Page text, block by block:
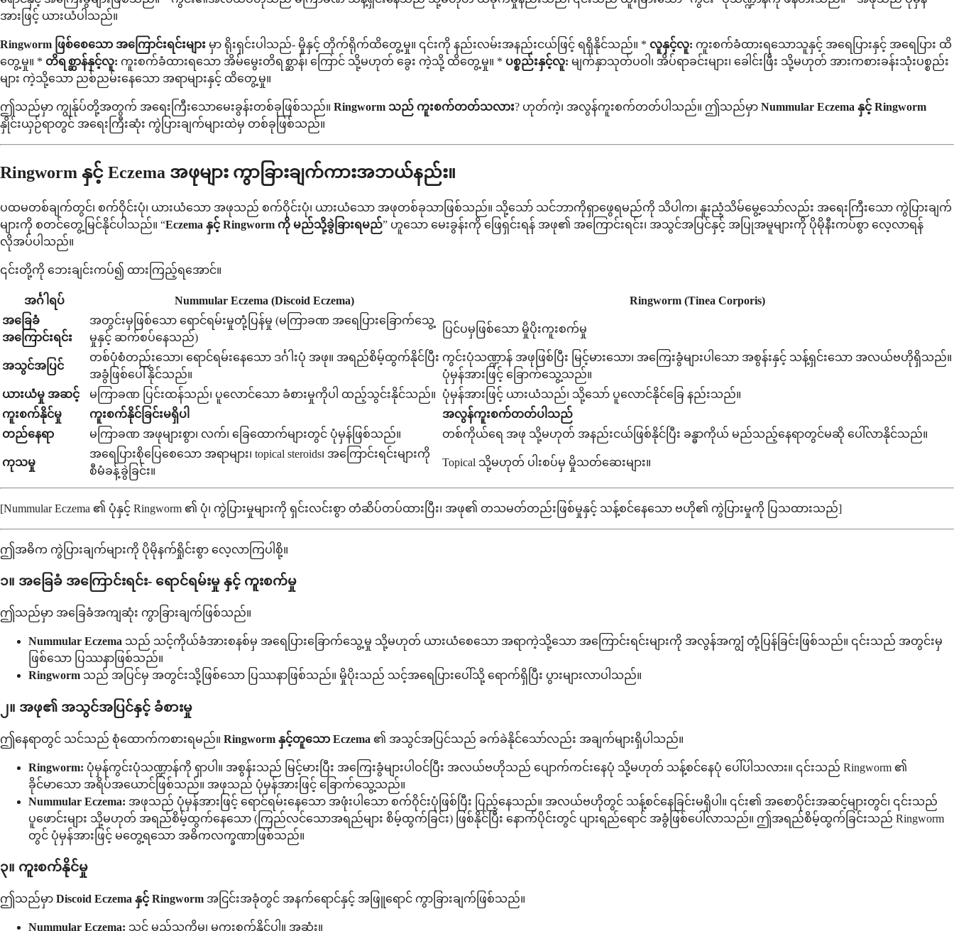
အားဖြင့် ယားယံပါသည်။
Ringworm ဖြစ်စေသော အကြောင်းရင်းများ မှာ ရိုးရှင်းပါသည်- မှိုနှင့် တိုက်ရိုက်ထိတွေ့မှု။ ၎င်းကို နည်းလမ်းအနည်းငယ်ဖြင့် ရရှိနိုင်သည်။ * လူနှင့်လူ: ကူးစက်ခံထားရသောသူနှင့် အရေပြားနှင့် အရေပြား ထိ
တွေ့မှု။ * တိရစ္ဆာန်နှင့်လူ: ကူးစက်ခံထားရသော အိမ်မွေးတိရစ္ဆာန်၊ ကြောင် သို့မဟုတ် ခွေး ကဲ့သို့ ထိတွေ့မှု။ * ပစ္စည်းနှင့်လူ: မျက်နှာသုတ်ပဝါ၊ အိပ်ရာခင်းများ၊ ခေါင်းဖြီး သို့မဟုတ် အားကစားခန်းသုံးပစ္စည်း
များ ကဲ့သို့သော ညစ်ညမ်းနေသော အရာများနှင့် ထိတွေ့မှု။
ဤသည်မှာ ကျွန်ုပ်တို့အတွက် အရေးကြီးသောမေးခွန်းတစ်ခုဖြစ်သည်။ Ringworm သည် ကူးစက်တတ်သလား? ဟုတ်ကဲ့၊ အလွန်ကူးစက်တတ်ပါသည်။ ဤသည်မှာ Nummular Eczema နှင့် Ringworm
နှိုင်းယှဉ်ရာတွင် အရေးကြီးဆုံး ကွဲပြားချက်များထဲမှ တစ်ခုဖြစ်သည်။
Ringworm နှင့် Eczema အဖုများ ကွာခြားချက်ကားအဘယ်နည်း။
ပထမတစ်ချက်တွင်၊ စက်ဝိုင်းပုံ၊ ယားယံသော အဖုသည် စက်ဝိုင်းပုံ၊ ယားယံသော အဖုတစ်ခုသာဖြစ်သည်။ သို့သော် သင်ဘာကိုရှာဖွေရမည်ကို သိပါက၊ နူးညံ့သိမ်မွေ့သော်လည်း အရေးကြီးသော ကွဲပြားချက်
များကို စတင်တွေ့မြင်နိုင်ပါသည်။ “Eczema နှင့် Ringworm ကို မည်သို့ခွဲခြားရမည်” ဟူသော မေးခွန်းကို ဖြေရှင်းရန် အဖု၏ အကြောင်းရင်း၊ အသွင်အပြင်နှင့် အပြုအမူများကို ပိုမိုနီးကပ်စွာ လေ့လာရန်
လိုအပ်ပါသည်။
၎င်းတို့ကို ဘေးချင်းကပ်၍ ထားကြည့်ရအောင်။
အင်္ဂါရပ် Nummular Eczema (Discoid Eczema)
Ringworm (Tinea Corporis)
အခြေခံ
အကြောင်းရင်း
အတွင်းမှဖြစ်သော ရောင်ရမ်းမှုတုံ့ပြန်မှု (မကြာခဏ အရေပြားခြောက်သွေ့
မှုနှင့် ဆက်စပ်နေသည်)
ပြင်ပမှဖြစ်သော မှိုပိုးကူးစက်မှု
အသွင်အပြင်
တစ်ပုံစံတည်းသော၊ ရောင်ရမ်းနေသော ဒင်္ဂါးပုံ အဖု။ အရည်စိမ့်ထွက်နိုင်ပြီး
အခွံဖြစ်ပေါ်နိုင်သည်။
ကွင်းပုံသဏ္ဍာန် အဖုဖြစ်ပြီး မြင့်မားသော၊ အကြေးခွံများပါသော အစွန်းနှင့် သန့်ရှင်းသော အလယ်ဗဟိုရှိသည်။
ပုံမှန်အားဖြင့် ခြောက်သွေ့သည်။
ယားယံမှု အဆင့်
မကြာခဏ ပြင်းထန်သည်၊ ပူလောင်သော ခံစားမှုကိုပါ ထည့်သွင်းနိုင်သည်။
ပုံမှန်အားဖြင့် ယားယံသည်၊ သို့သော် ပူလောင်နိုင်ခြေ နည်းသည်။
ကူးစက်နိုင်မှု
ကူးစက်နိုင်ခြင်းမရှိပါ
အလွန်ကူးစက်တတ်ပါသည်
တည်နေရာ
မကြာခဏ အဖုများစွာ၊ လက်၊ ခြေထောက်များတွင် ပုံမှန်ဖြစ်သည်။ တစ်ကိုယ်ရေ အဖု သို့မဟုတ် အနည်းငယ်ဖြစ်နိုင်ပြီး ခန္ဓာကိုယ် မည်သည့်နေရာတွင်မဆို ပေါ်လာနိုင်သည်။
ကုသမှု
အရေပြားစိုပြေစေသော အရာများ၊ topical steroids၊ အကြောင်းရင်းများကို
စီမံခန့်ခွဲခြင်း။
Topical သို့မဟုတ် ပါးစပ်မှ မှိုသတ်ဆေးများ။
[Nummular Eczema ၏ ပုံနှင့် Ringworm ၏ ပုံ၊ ကွဲပြားမှုများကို ရှင်းလင်းစွာ တံဆိပ်တပ်ထားပြီး၊ အဖု၏ တသမတ်တည်းဖြစ်မှုနှင့် သန့်စင်နေသော ဗဟို၏ ကွဲပြားမှုကို ပြသထားသည်]
ဤအဓိက ကွဲပြားချက်များကို ပိုမိုနက်ရှိုင်းစွာ လေ့လာကြပါစို့။
၁။ အခြေခံ အကြောင်းရင်း- ရောင်ရမ်းမှု နှင့် ကူးစက်မှု
ဤသည်မှာ အခြေခံအကျဆုံး ကွာခြားချက်ဖြစ်သည်။
Nummular Eczema သည် သင့်ကိုယ်ခံအားစနစ်မှ အရေပြားခြောက်သွေ့မှု သို့မဟုတ် ယားယံစေသော အရာကဲ့သို့သော အကြောင်းရင်းများကို အလွန်အကျွံ တုံ့ပြန်ခြင်းဖြစ်သည်။ ၎င်းသည် အတွင်းမှ
ဖြစ်သော ပြဿနာဖြစ်သည်။
Ringworm သည် အပြင်မှ အတွင်းသို့ဖြစ်သော ပြဿနာဖြစ်သည်။ မှိုပိုးသည် သင့်အရေပြားပေါ်သို့ ရောက်ရှိပြီး ပွားများလာပါသည်။
၂။ အဖု၏ အသွင်အပြင်နှင့် ခံစားမှု
ဤနေရာတွင် သင်သည် စုံထောက်ကစားရမည်။ Ringworm နှင့်တူသော Eczema ၏ အသွင်အပြင်သည် ခက်ခဲနိုင်သော်လည်း အချက်များရှိပါသည်။
Ringworm: ပုံမှန်ကွင်းပုံသဏ္ဍာန်ကို ရှာပါ။ အစွန်းသည် မြင့်မားပြီး အကြေးခွံများပါဝင်ပြီး အလယ်ဗဟိုသည် ပျောက်ကင်းနေပုံ သို့မဟုတ် သန့်စင်နေပုံ ပေါ်ပါသလား။ ၎င်းသည် Ringworm ၏
ခိုင်မာသော အရိပ်အယောင်ဖြစ်သည်။ အဖုသည် ပုံမှန်အားဖြင့် ခြောက်သွေ့သည်။
Nummular Eczema: အဖုသည် ပုံမှန်အားဖြင့် ရောင်ရမ်းနေသော အဖုံးပါသော စက်ဝိုင်းပုံဖြစ်ပြီး ပြည့်နေသည်။ အလယ်ဗဟိုတွင် သန့်စင်နေခြင်းမရှိပါ။ ၎င်း၏ အစောပိုင်းအဆင့်များတွင်၊ ၎င်းသည်
ပူဖောင်းများ သို့မဟုတ် အရည်စိမ့်ထွက်နေသော (ကြည်လင်သောအရည်များ စိမ့်ထွက်ခြင်း) ဖြစ်နိုင်ပြီး နောက်ပိုင်းတွင် ပျားရည်ရောင် အခွံဖြစ်ပေါ်လာသည်။ ဤအရည်စိမ့်ထွက်ခြင်းသည် Ringworm
တွင် ပုံမှန်အားဖြင့် မတွေ့ရသော အဓိကလက္ခဏာဖြစ်သည်။
၃။ ကူးစက်နိုင်မှု
ဤသည်မှာ Discoid Eczema နှင့် Ringworm အငြင်းအခုံတွင် အနက်ရောင်နှင့် အဖြူရောင် ကွာခြားချက်ဖြစ်သည်။
Nummular Eczema: သင် မည်သူ့ကိုမျှ မကူးစက်နိုင်ပါ။ အဆုံး။